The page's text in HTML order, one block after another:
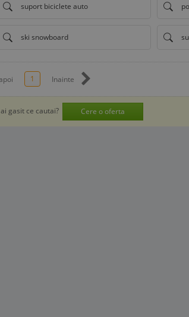
suport biciclete auto
ski snowboard
1 Inainte
gasit ce cautai? Cere o oferta